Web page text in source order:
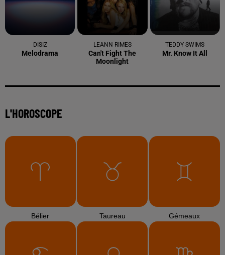
DISIZ
Melodrama
LEANN RIMES
Can't Fight The
Moonlight
TEDDY SWIMS
Mr. Know It All
L'HOROSCOPE
Bélier Taureau Gémeaux